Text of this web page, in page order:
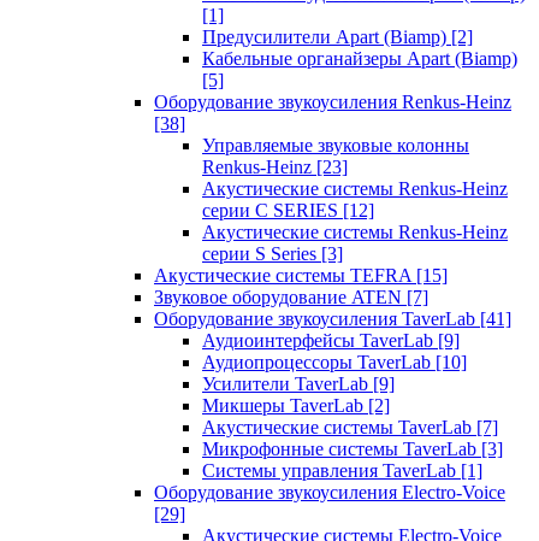
[1]
Предусилители Apart (Biamp) [2]
Кабельные органайзеры Apart (Biamp)
[5]
Оборудование звукоусиления Renkus-Heinz
[38]
Управляемые звуковые колонны
Renkus-Heinz [23]
Акустические системы Renkus-Heinz
серии C SERIES [12]
Акустические системы Renkus-Heinz
серии S Series [3]
Акустические системы TEFRA [15]
Звуковое оборудование ATEN [7]
Оборудование звукоусиления TaverLab [41]
Аудиоинтерфейсы TaverLab [9]
Аудиопроцессоры TaverLab [10]
Усилители TaverLab [9]
Микшеры TaverLab [2]
Акустические системы TaverLab [7]
Микрофонные системы TaverLab [3]
Системы управления TaverLab [1]
Оборудование звукоусиления Electro-Voice
[29]
Акустические системы Electro-Voice